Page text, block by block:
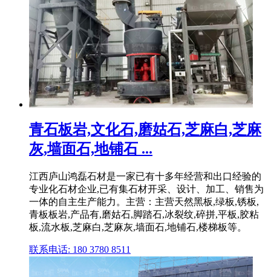
青石板岩,文化石,磨姑石,芝麻白,芝麻
灰,墙面石,地铺石 ...
江西庐山鸿磊石材是一家已有十多年经营和出口经验的
专业化石材企业,已有集石材开采、设计、加工、销售为
一体的自主生产能力。主营：主营天然黑板,绿板,锈板,
青板板岩,产品有,磨姑石,脚踏石,冰裂纹,碎拼,平板,胶粘
板,流水板,芝麻白,芝麻灰,墙面石,地铺石,楼梯板等。
联系电话: 180 3780 8511